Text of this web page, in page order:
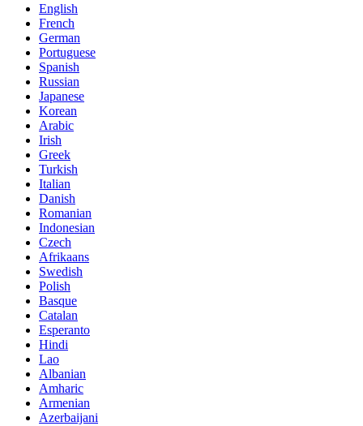
English
French
German
Portuguese
Spanish
Russian
Japanese
Korean
Arabic
Irish
Greek
Turkish
Italian
Danish
Romanian
Indonesian
Czech
Afrikaans
Swedish
Polish
Basque
Catalan
Esperanto
Hindi
Lao
Albanian
Amharic
Armenian
Azerbaijani